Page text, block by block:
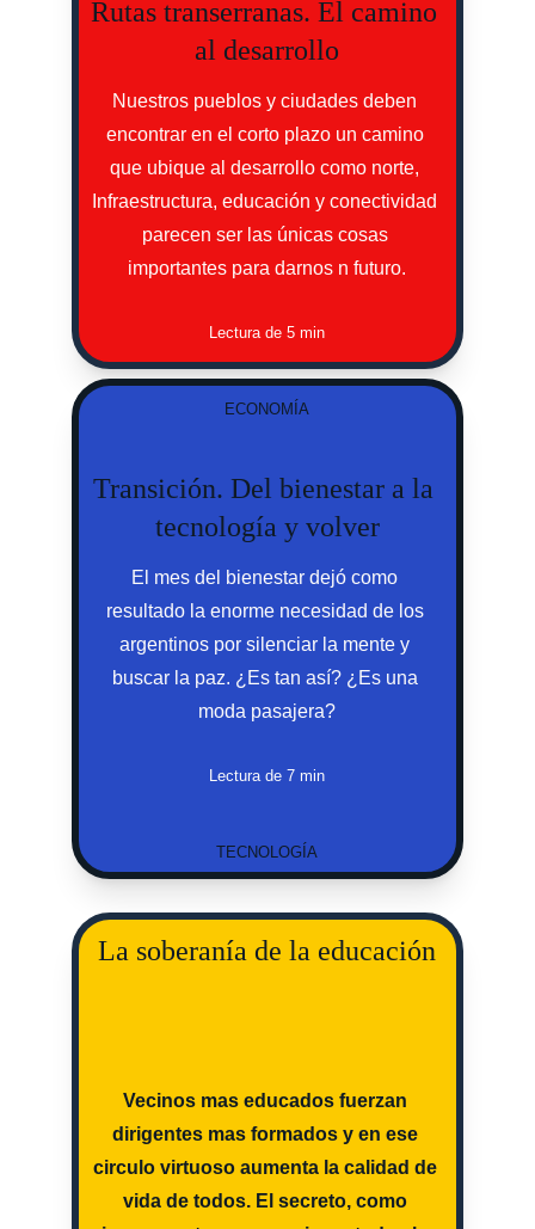
ECONOMÍA
TECNOLOGÍA
Rutas transerranas. El camino
al desarrollo
Transición. Del bienestar a la
tecnología y volver
La soberanía de la educación
Nuestros pueblos y ciudades deben
encontrar en el corto plazo un camino
que ubique al desarrollo como norte,
Infraestructura, educación y conectividad
parecen ser las únicas cosas
importantes para darnos n futuro.
El mes del bienestar dejó como
resultado la enorme necesidad de los
argentinos por silenciar la mente y
buscar la paz. ¿Es tan así? ¿Es una
moda pasajera?
Vecinos mas educados fuerzan
dirigentes mas formados y en ese
circulo virtuoso aumenta la calidad de
vida de todos. El secreto, como
Lectura de 5 min
Lectura de 7 min